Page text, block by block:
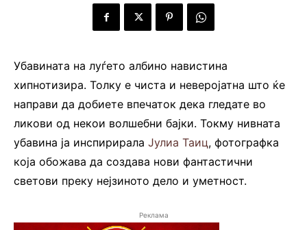
Убавината на луѓето албино навистина
хипнотизира. Толку е чиста и неверојатна што ќе
направи да добиете впечаток дека гледате во
ликови од некои волшебни бајки. Токму нивната
убавина ја инспирирала Јулиа Таиц, фотографка
која обожава да создава нови фантастични
светови преку нејзиното дело и уметност.
Реклама